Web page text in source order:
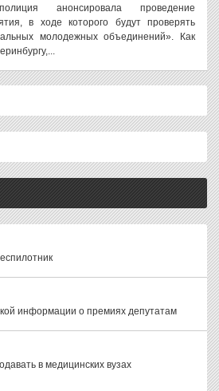
анонсировала проведение
в ходе которого будут проверять
молодежных объединений». Как
информации о премиях депутатам
в медицинских вузах